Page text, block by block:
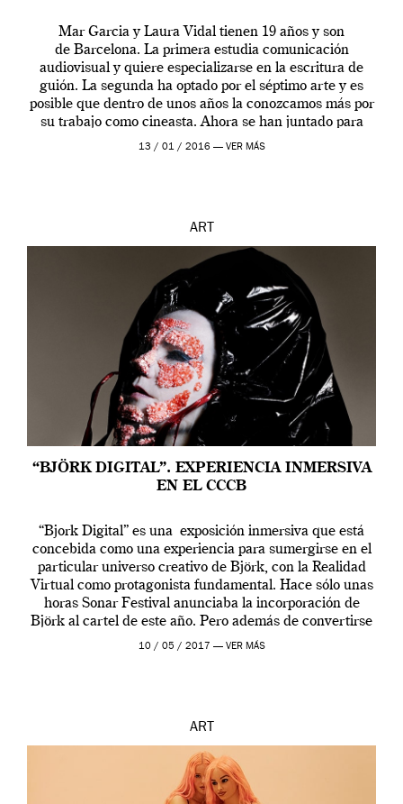
Mar Garcia y Laura Vidal tienen 19 años y son
de Barcelona. La primera estudia comunicación
audiovisual y quiere especializarse en la escritura de
guión. La segunda ha optado por el séptimo arte y es
posible que dentro de unos años la conozcamos más por
su trabajo como cineasta. Ahora se han juntado para
contarnos una […]
13 / 01 / 2016 — VER MÁS
ART
“BJÖRK DIGITAL”. EXPERIENCIA INMERSIVA
EN EL CCCB
“Bjork Digital” es una exposición inmersiva que está
concebida como una experiencia para sumergirse en el
particular universo creativo de Björk, con la Realidad
Virtual como protagonista fundamental. Hace sólo unas
horas Sonar Festival anunciaba la incorporación de
Björk al cartel de este año. Pero además de convertirse
en una de las actuaciones más relevantes […]
10 / 05 / 2017 — VER MÁS
ART